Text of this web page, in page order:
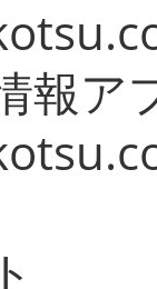
報ア